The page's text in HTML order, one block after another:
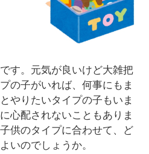
す。元気が良いけど大雑把
の子がいれば、何事にもま
やりたいタイプの子もいま
心配されないこともありま
供のタイプに合わせて、ど
いのでしょうか。